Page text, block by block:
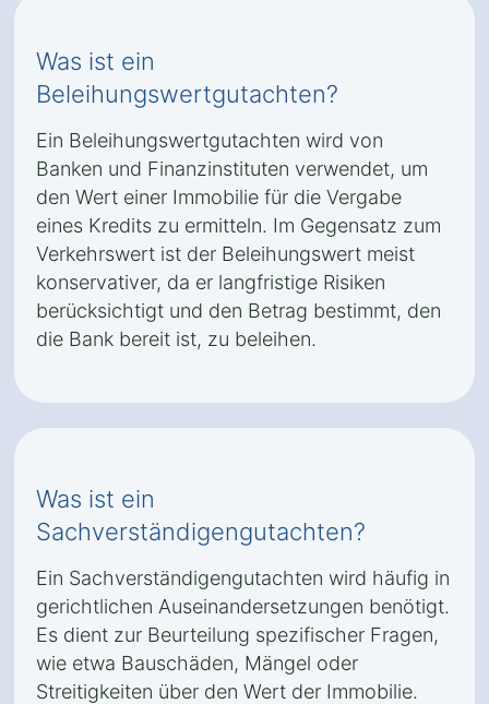
Was ist ein
Beleihungswertgutachten?
Ein Beleihungswertgutachten wird von
Banken und Finanzinstituten verwendet, um
den Wert einer Immobilie für die Vergabe
eines Kredits zu ermitteln. Im Gegensatz zum
Verkehrswert ist der Beleihungswert meist
konservativer, da er langfristige Risiken
berücksichtigt und den Betrag bestimmt, den
die Bank bereit ist, zu beleihen.
Was ist ein
Sachverständigengutachten?
Ein Sachverständigengutachten wird häufig in
gerichtlichen Auseinandersetzungen benötigt.
Es dient zur Beurteilung spezifischer Fragen,
wie etwa Bauschäden, Mängel oder
Streitigkeiten über den Wert der Immobilie.